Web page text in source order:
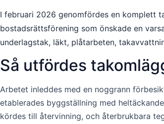
I februari 2026 genomfördes en komplett
bostadsrättsförening som önskade en
underlagstak, läkt, plåtarbeten,
Så utfördes
Arbetet inleddes med en noggrann
etablerades byggställning med
kördes till återvinning, och återbrukbara